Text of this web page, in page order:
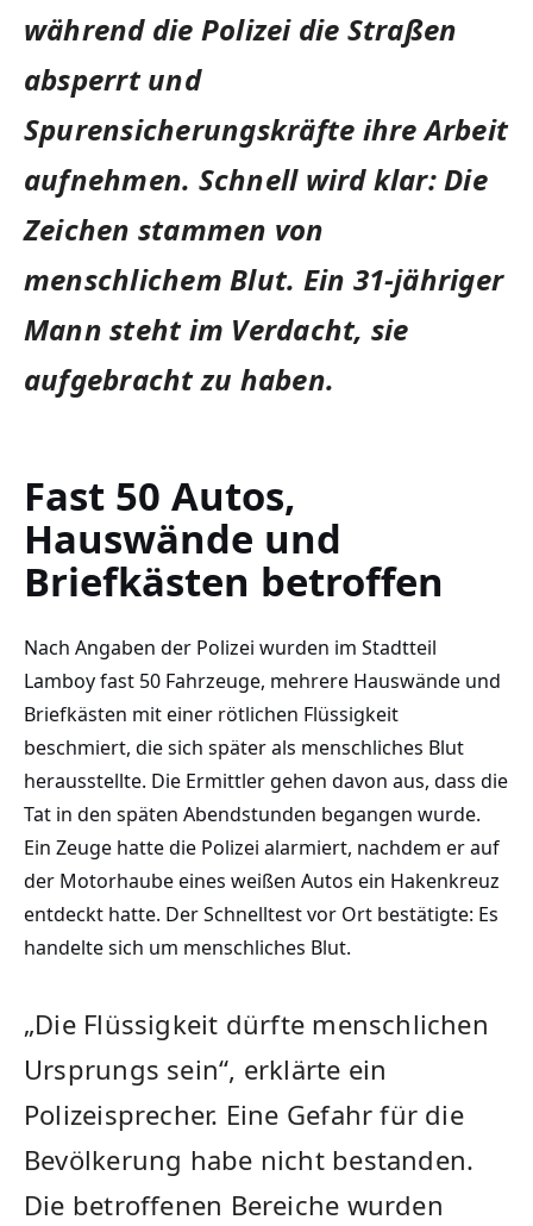
während die Polizei die Straßen
absperrt und
Spurensicherungskräfte ihre Arbeit
aufnehmen. Schnell wird klar: Die
Zeichen stammen von
menschlichem Blut. Ein 31-jähriger
Mann steht im Verdacht, sie
aufgebracht zu haben.
Fast 50 Autos,
Hauswände und
Briefkästen betroffen
Nach Angaben der Polizei wurden im Stadtteil
Lamboy fast 50 Fahrzeuge, mehrere Hauswände und
Briefkästen mit einer rötlichen Flüssigkeit
beschmiert, die sich später als menschliches Blut
herausstellte. Die Ermittler gehen davon aus, dass die
Tat in den späten Abendstunden begangen wurde.
Ein Zeuge hatte die Polizei alarmiert, nachdem er auf
der Motorhaube eines weißen Autos ein Hakenkreuz
entdeckt hatte. Der Schnelltest vor Ort bestätigte: Es
handelte sich um menschliches Blut.
„Die Flüssigkeit dürfte menschlichen
Ursprungs sein“, erklärte ein
Polizeisprecher. Eine Gefahr für die
Bevölkerung habe nicht bestanden.
Die betroffenen Bereiche wurden